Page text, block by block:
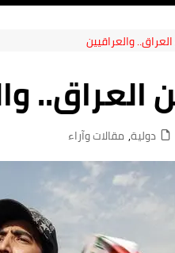
النهج الديمقراطي
والعراقيين
العراق..
دولية,مقالات وآراء